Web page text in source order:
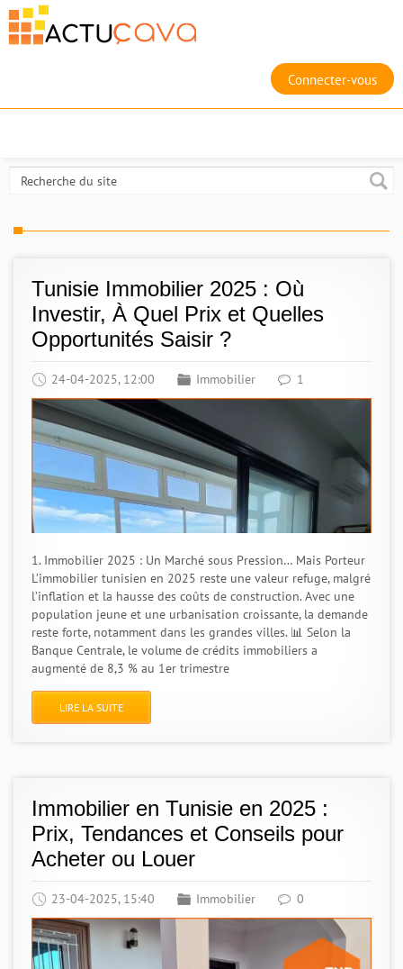
Connecter-vous
Tunisie Immobilier 2025 : Où
Investir, À Quel Prix et Quelles
Opportunités Saisir ?
24-04-2025, 12:00 Immobilier 1
1. Immobilier 2025 : Un Marché sous Pression… Mais Porteur
L’immobilier tunisien en 2025 reste une valeur refuge, malgré
l’inflation et la hausse des coûts de construction. Avec une
population jeune et une urbanisation croissante, la demande
reste forte, notamment dans les grandes villes. 📊 Selon la
Banque Centrale, le volume de crédits immobiliers a
augmenté de 8,3 % au 1er trimestre
LIRE LA SUITE
Immobilier en Tunisie en 2025 :
Prix, Tendances et Conseils pour
Acheter ou Louer
23-04-2025, 15:40 Immobilier 0